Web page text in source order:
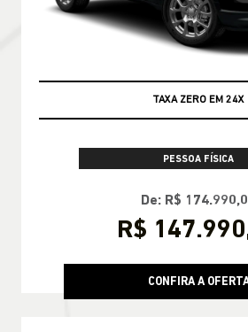
TAXA ZERO EM 24X
PESSOA FÍSICA
De: R$
R$
CONFIRA A